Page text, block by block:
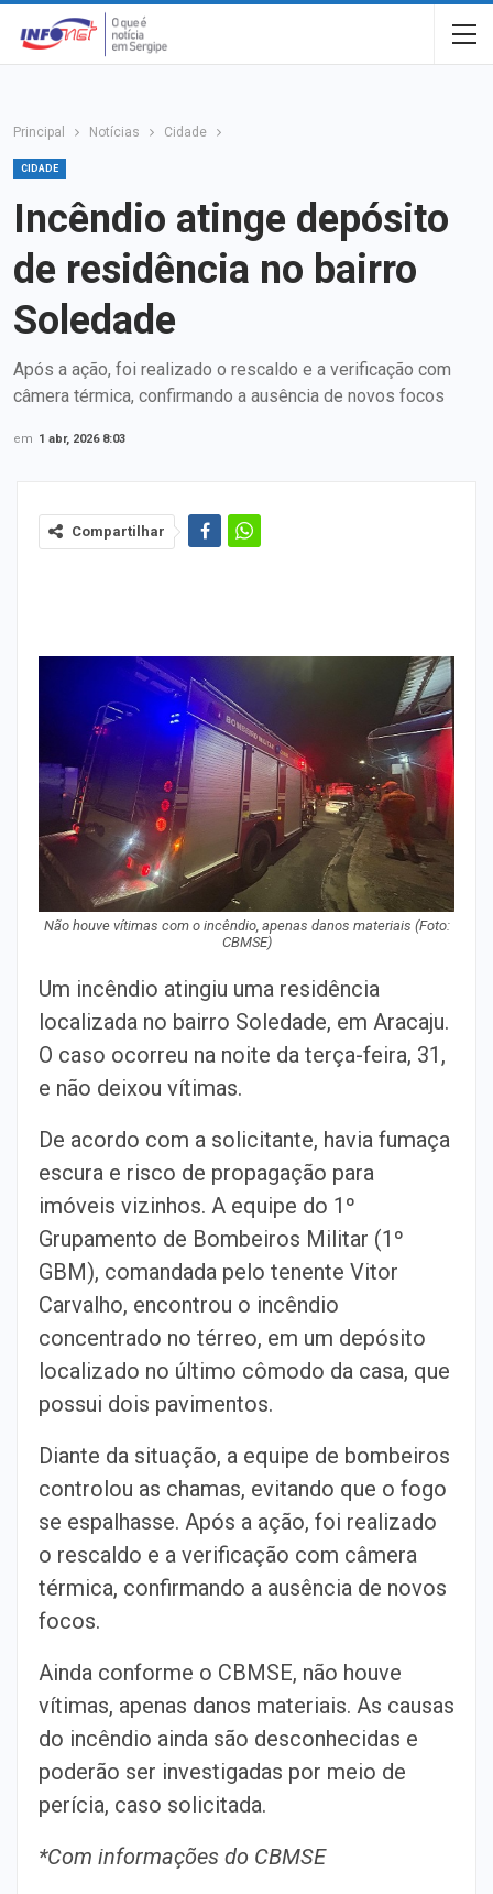
Principal Notícias Cidade
CIDADE
Incêndio atinge depósito
de residência no bairro
Soledade
Após a ação, foi realizado o rescaldo e a verificação com
câmera térmica, confirmando a ausência de novos focos
em 1 abr, 2026 8:03
Compartilhar
Não houve vítimas com o incêndio, apenas danos materiais (Foto:
CBMSE)
Um incêndio atingiu uma residência
localizada no bairro Soledade, em Aracaju.
O caso ocorreu na noite da terça-feira, 31,
e não deixou vítimas.
De acordo com a solicitante, havia fumaça
escura e risco de propagação para
imóveis vizinhos. A equipe do 1º
Grupamento de Bombeiros Militar (1º
GBM), comandada pelo tenente Vitor
Carvalho, encontrou o incêndio
concentrado no térreo, em um depósito
localizado no último cômodo da casa, que
possui dois pavimentos.
Diante da situação, a equipe de bombeiros
controlou as chamas, evitando que o fogo
se espalhasse. Após a ação, foi realizado
o rescaldo e a verificação com câmera
térmica, confirmando a ausência de novos
focos.
Ainda conforme o CBMSE, não houve
vítimas, apenas danos materiais. As causas
do incêndio ainda são desconhecidas e
poderão ser investigadas por meio de
perícia, caso solicitada.
*Com informações do CBMSE